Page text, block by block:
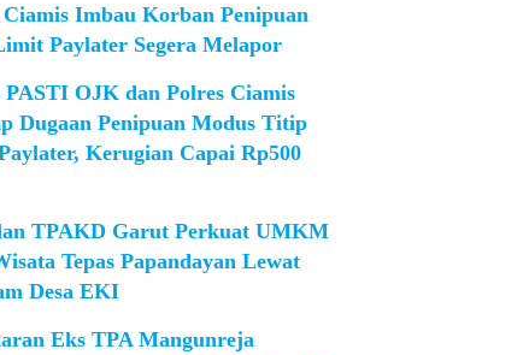
Ciamis Imbau Korban Penipuan
Paylater Segera Melapor
PASTI OJK dan Polres Ciamis
Dugaan Penipuan Modus Titip
Kerugian Capai Rp500
TPAKD Garut Perkuat UMKM
Tepas Papandayan Lewat
Desa EKI
Eks TPA Mangunreja